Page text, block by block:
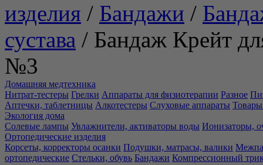
изделия / Бандажи /
сустава / Бандаж Крейт
№3
Домашняя медтехника
Нитрат-тестеры Грелки Аппараты для физиотерапии Разное
Аптечки, таблетницы Алкотестеры Слуховые аппараты Товары
Экология дома
Солевые лампы Увлажнители, активаторы воды Ионизаторы,
Ортопедические изделия
Корсеты, корректоры осанки Подушки, матрасы, валики
ортопедические Стельки, обувь Бандажи Компрессионный